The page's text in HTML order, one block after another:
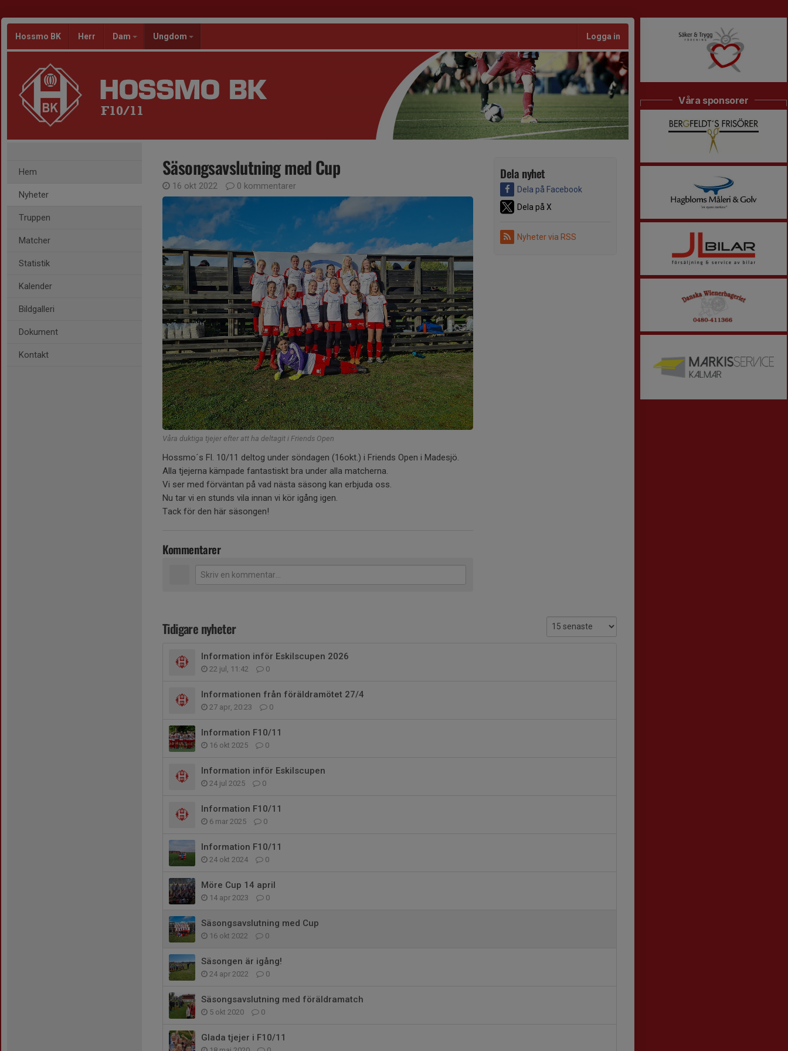
Hossmo BK Herr Dam Ungdom Logga in
F10/11
Hem
Nyheter
Truppen
Matcher
Statistik
Kalender
Bildgalleri
Dokument
Kontakt
Dela nyhet
Dela på Facebook
Dela på X
Nyheter via RSS
Säsongsavslutning med Cup
16 okt 2022 0 kommentarer
Våra duktiga tjejer efter att ha deltagit i Friends Open
Hossmo´s Fl. 10/11 deltog under söndagen (16okt.) i Friends Open i Madesjö.
Alla tjejerna kämpade fantastiskt bra under alla matcherna.
Vi ser med förväntan på vad nästa säsong kan erbjuda oss.
Nu tar vi en stunds vila innan vi kör igång igen.
Tack för den här säsongen!
Kommentarer
Tidigare nyheter
Information inför Eskilscupen 2026
22 jul, 11:42 0
Informationen från föräldramötet 27/4
27 apr, 20:23 0
Information F10/11
16 okt 2025 0
Information inför Eskilscupen
24 jul 2025 0
Information F10/11
6 mar 2025 0
Information F10/11
24 okt 2024 0
Möre Cup 14 april
14 apr 2023 0
Säsongsavslutning med Cup
16 okt 2022 0
Säsongen är igång!
24 apr 2022 0
Säsongsavslutning med föräldramatch
5 okt 2020 0
Glada tjejer i F10/11
Våra sponsorer